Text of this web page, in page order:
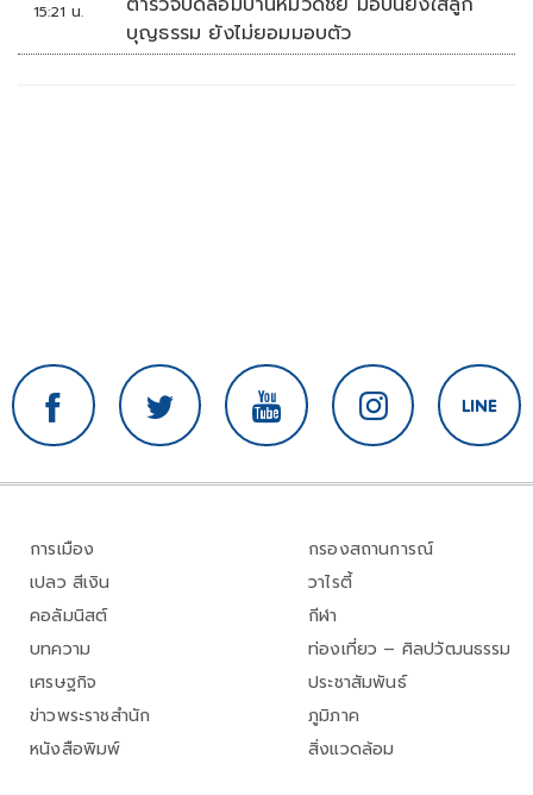
15:21 น.
บุญธรรม ยังไม่ยอมมอบตัว
การเมือง
เปลว สีเงิน
คอลัมนิสต์
บทความ
เศรษฐกิจ
ข่าวพระราชสำนัก
หนังสือพิมพ์
กรองสถานการณ์
วาไรตี้
กีฬา
ท่องเที่ยว – ศิลปวัฒนธรรม
ประชาสัมพันธ์
ภูมิภาค
สิ่งแวดล้อม